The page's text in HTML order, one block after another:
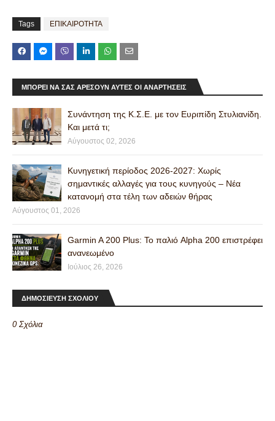
Tags ΕΠΙΚΑΙΡΟΤΗΤΑ
ΜΠΟΡΕΊ ΝΑ ΣΑΣ ΑΡΈΣΟΥΝ ΑΥΤΈΣ ΟΙ ΑΝΑΡΤΉΣΕΙΣ
Συνάντηση της Κ.Σ.Ε. με τον Ευριπίδη Στυλιανίδη.
Και μετά τι;
Αύγουστος 02, 2026
Κυνηγετική περίοδος 2026-2027: Χωρίς
σημαντικές αλλαγές για τους κυνηγούς – Νέα
κατανομή στα τέλη των αδειών θήρας
Αύγουστος 01, 2026
Garmin A 200 Plus: Το παλιό Alpha 200 επιστρέφει
ανανεωμένο
Ιούλιος 26, 2026
ΔΗΜΟΣΙΕΥΣΗ ΣΧΟΛΙΟΥ
0 Σχόλια